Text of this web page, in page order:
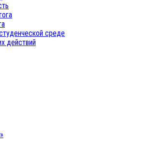
среде
действий